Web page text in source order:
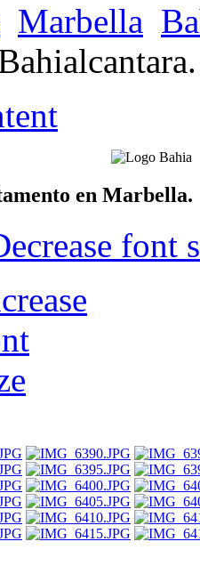
Marbella
en Marbella.
font